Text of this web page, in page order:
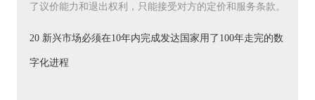
了议价能力和退出权利，只能接受对方的定价和服务条款。
20 新兴市场必须在10年内完成发达国家用了100年走完的数
字化进程